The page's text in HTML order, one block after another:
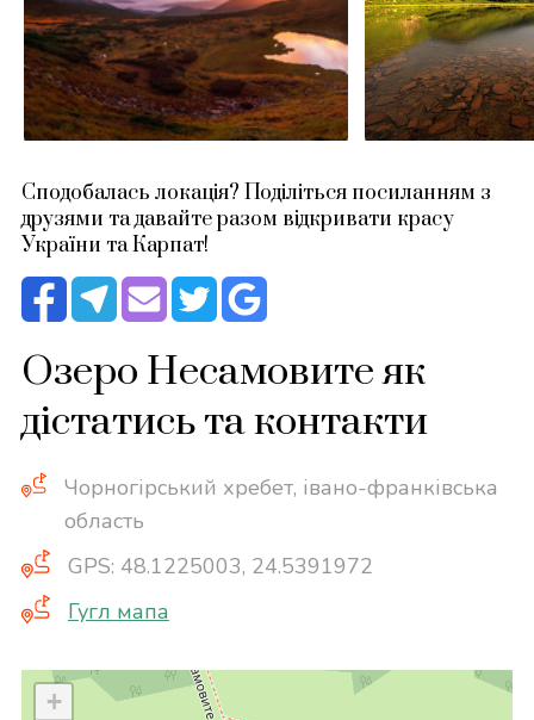
Сподобалась локація? Поділіться посиланням з
друзями та давайте разом відкривати красу
України та Карпат!
Озеро Несамовите як
дістатись та контакти
Чорногірський хребет, івано-франківська
область
GPS: 48.1225003, 24.5391972
Гугл мапа
+